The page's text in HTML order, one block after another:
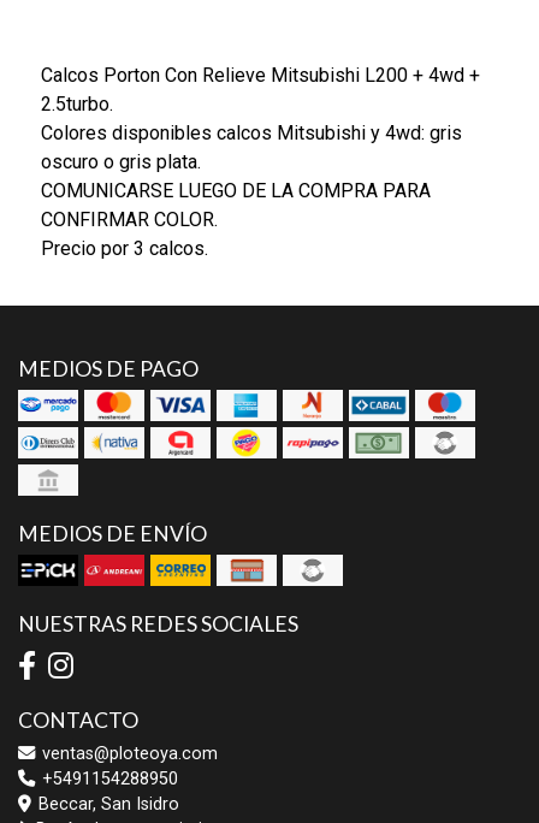
Calcos Porton Con Relieve Mitsubishi L200 + 4wd +
2.5turbo.
Colores disponibles calcos Mitsubishi y 4wd: gris
oscuro o gris plata.
COMUNICARSE LUEGO DE LA COMPRA PARA
CONFIRMAR COLOR.
Precio por 3 calcos.
MEDIOS DE PAGO
MEDIOS DE ENVÍO
NUESTRAS REDES SOCIALES
CONTACTO
ventas@ploteoya.com
+5491154288950
Beccar, San Isidro